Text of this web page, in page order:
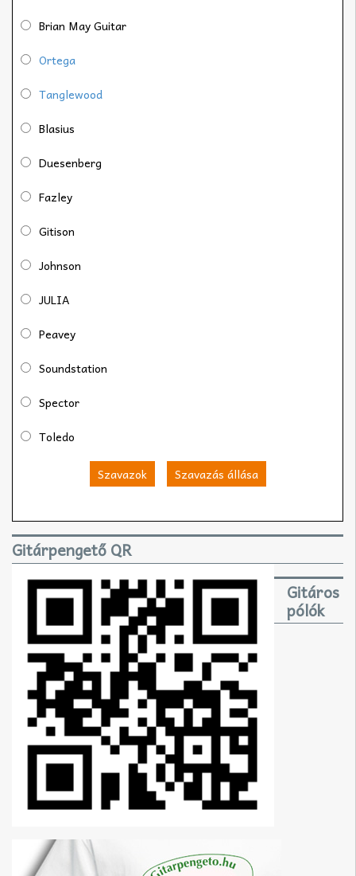
Brian May Guitar
Ortega
Tanglewood
Blasius
Duesenberg
Fazley
Gitison
Johnson
JULIA
Peavey
Soundstation
Spector
Toledo
Szavazok Szavazás állása
Gitárpengető QR
Gitáros
pólók